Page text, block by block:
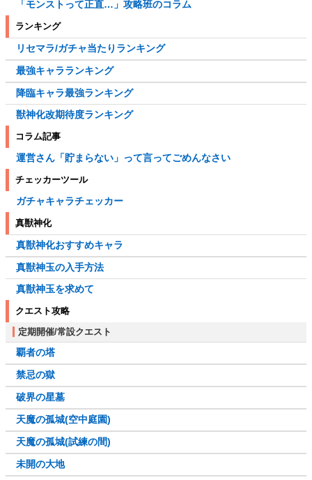
「モンストって正直…」攻略班のコラム
ランキング
リセマラ/ガチャ当たりランキング
最強キャラランキング
降臨キャラ最強ランキング
獣神化改期待度ランキング
コラム記事
運営さん「貯まらない」って言ってごめんなさい
チェッカーツール
ガチャキャラチェッカー
真獣神化
真獣神化おすすめキャラ
真獣神玉の入手方法
真獣神玉を求めて
クエスト攻略
定期開催/常設クエスト
覇者の塔
禁忌の獄
破界の星墓
天魔の孤城(空中庭園)
天魔の孤城(試練の間)
未開の大地